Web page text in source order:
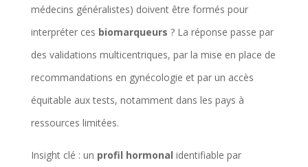
médecins généralistes) doivent être formés pour
interpréter ces biomarqueurs ? La réponse passe par
des validations multicentriques, par la mise en place de
recommandations en gynécologie et par un accès
équitable aux tests, notamment dans les pays à
ressources limitées.
Insight clé : un profil hormonal identifiable par